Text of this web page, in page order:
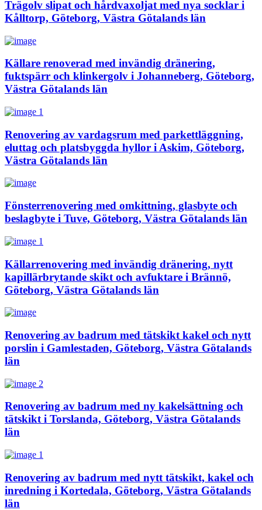
Trägolv slipat och hårdvaxoljat med nya socklar i
Kålltorp, Göteborg, Västra Götalands län
Källare renoverad med invändig dränering,
fuktspärr och klinkergolv i Johanneberg, Göteborg,
Västra Götalands län
Renovering av vardagsrum med parkettläggning,
eluttag och platsbyggda hyllor i Askim, Göteborg,
Västra Götalands län
Fönsterrenovering med omkittning, glasbyte och
beslagbyte i Tuve, Göteborg, Västra Götalands län
Källarrenovering med invändig dränering, nytt
kapillärbrytande skikt och avfuktare i Brännö,
Göteborg, Västra Götalands län
Renovering av badrum med tätskikt kakel och nytt
porslin i Gamlestaden, Göteborg, Västra Götalands
län
Renovering av badrum med ny kakelsättning och
tätskikt i Torslanda, Göteborg, Västra Götalands
län
Renovering av badrum med nytt tätskikt, kakel och
inredning i Kortedala, Göteborg, Västra Götalands
län